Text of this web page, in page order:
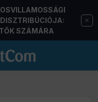
SZÁMÁRA